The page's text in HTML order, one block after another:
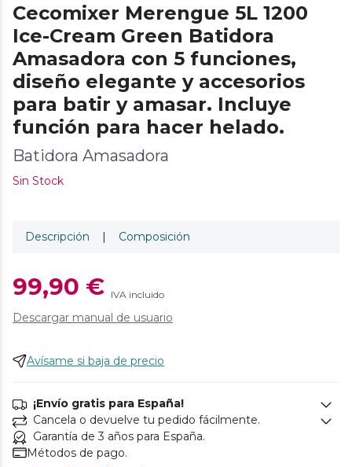
Cecomixer Merengue 5L 1200
Ice-Cream Green Batidora
Amasadora con 5 funciones,
diseño elegante y accesorios
para batir y amasar. Incluye
función para hacer helado.
Batidora Amasadora
Sin Stock
Descripción | Composición
99,90 € IVA incluido
Descargar manual de usuario
Avísame si baja de precio
¡Envío gratis para España!
Cancela o devuelve tu pedido fácilmente.
Garantía de 3 años para España.
Métodos de pago.